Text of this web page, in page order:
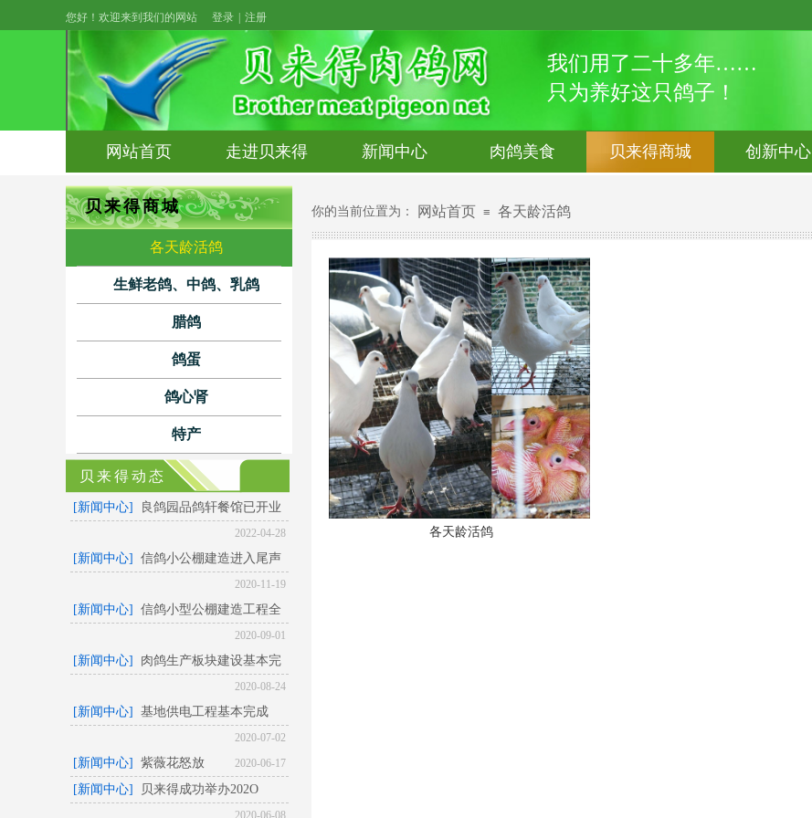
您好！欢迎来到我们的网站 登录 注册
我们用了二十多年……
只为养好这只鸽子！
网站首页 走进贝来得 新闻中心 肉鸽美食 贝来得商城 创新中心
贝来得商城
贝来得动态
各天龄活鸽
生鲜老鸽、中鸽、乳鸽
腊鸽
鸽蛋
鸽心肾
特产
网站首页 ≡ 各天龄活鸽
你的当前位置为：
各天龄活鸽
[新闻中心] 良鸽园品鸽轩餐馆已开业
2022-04-28
[新闻中心] 信鸽小公棚建造进入尾声
2020-11-19
[新闻中心] 信鸽小型公棚建造工程全
2020-09-01
[新闻中心] 肉鸽生产板块建设基本完
2020-08-24
[新闻中心] 基地供电工程基本完成
2020-07-02
[新闻中心] 紫薇花怒放 2020-06-17
[新闻中心] 贝来得成功举办202O
2020-06-08